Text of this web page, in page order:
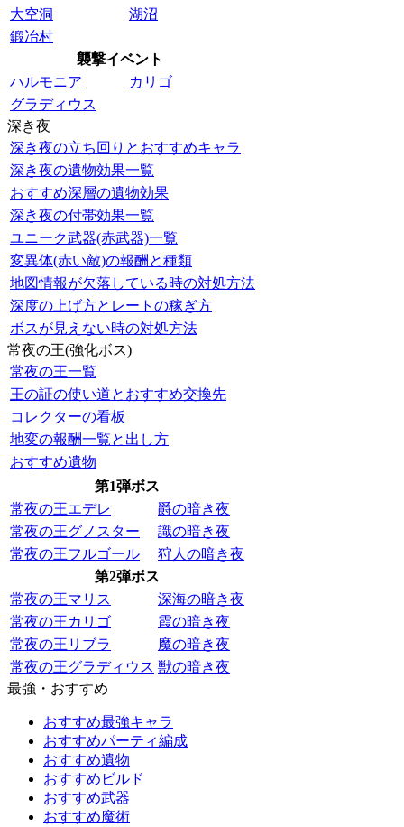
大空洞
湖沼
鍛冶村
襲撃イベント
ハルモニア
カリゴ
グラディウス
深き夜
深き夜の立ち回りとおすすめキャラ
深き夜の遺物効果一覧
おすすめ深層の遺物効果
深き夜の付帯効果一覧
ユニーク武器(赤武器)一覧
変異体(赤い敵)の報酬と種類
地図情報が欠落している時の対処方法
深度の上げ方とレートの稼ぎ方
ボスが見えない時の対処方法
常夜の王(強化ボス)
常夜の王一覧
王の証の使い道とおすすめ交換先
コレクターの看板
地変の報酬一覧と出し方
おすすめ遺物
第1弾ボス
常夜の王エデレ
爵の暗き夜
常夜の王グノスター
識の暗き夜
常夜の王フルゴール
狩人の暗き夜
第2弾ボス
常夜の王マリス
深海の暗き夜
常夜の王カリゴ
霞の暗き夜
常夜の王リブラ
魔の暗き夜
常夜の王グラディウス 獣の暗き夜
最強・おすすめ
おすすめ最強キャラ
おすすめパーティ編成
おすすめ遺物
おすすめビルド
おすすめ武器
おすすめ魔術